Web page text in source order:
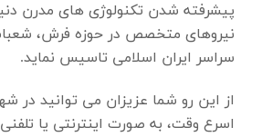
پیشرفته شدن تکنولوژی های مدرن
نیروهای متخصص در حوزه فرش،
سراسر ایران اسلامی تاسیس نماید.
از این رو شما عزیزان می توانید در
اسرع وقت، به صورت اینترنتی یا